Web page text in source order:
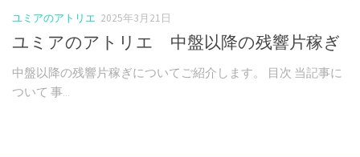
ユミアのアトリエ 2025年3月21日
ユミアのアトリエ 中盤以降の残響片稼ぎ
中盤以降の残響片稼ぎについてご紹介します。 目次 当記事に
ついて 事...